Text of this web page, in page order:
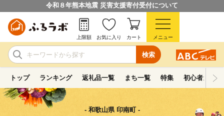
令和８年熊本地震 災害支援寄付受付について
検索
上限額 お気に入り カート メニュー
トップ ランキング 返礼品一覧 まち一覧 特集 初心者ガイド
- 和歌山県 印南町 -